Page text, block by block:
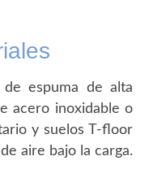
de espuma de alta
acero inoxidable o
y suelos T-floor
aire bajo la carga.